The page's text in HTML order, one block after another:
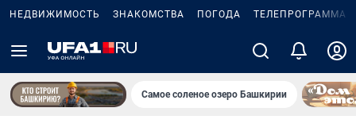
НЕДВИЖИМОСТЬ ЗНАКОМСТВА ПОГОДА ТЕЛЕПРОГРАММА
Самое соленое озеро Башкирии